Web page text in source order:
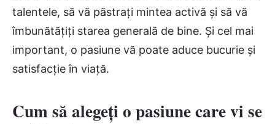
talentele, să vă păstrați mintea activă și să vă
îmbunătățiți starea generală de bine. Și cel mai
important, o pasiune vă poate aduce bucurie și
satisfacție în viață.
Cum să alegeți o pasiune care vi se